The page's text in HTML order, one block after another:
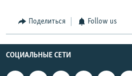
Поделиться Follow us
СОЦИАЛЬНЫЕ СЕТИ